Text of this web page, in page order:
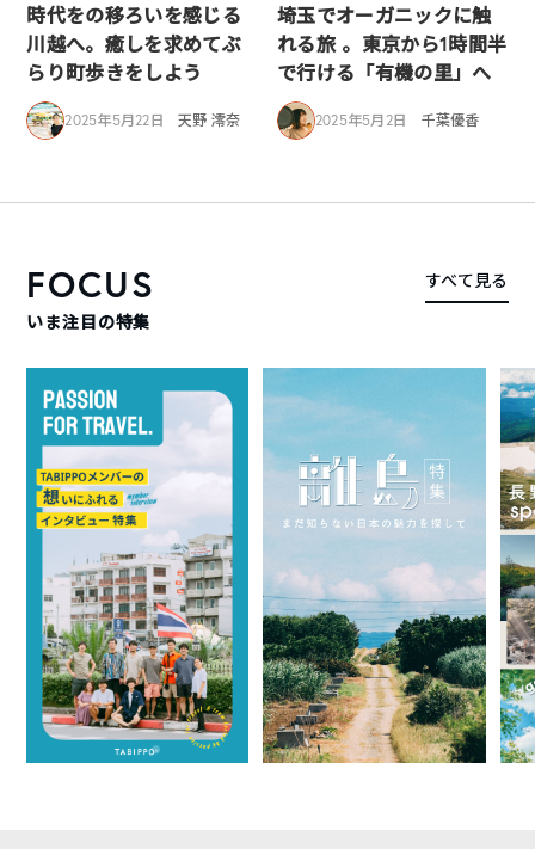
時代をの移ろいを感じる
川越へ。癒しを求めてぶ
らり町歩きをしよう
2025年5月22日 天野 澪奈
埼玉でオーガニックに触
れる旅 。東京から1時間半
で行ける「有機の里」へ
2025年5月2日 千葉優香
FOCUS
いま注目の特集
すべて見る